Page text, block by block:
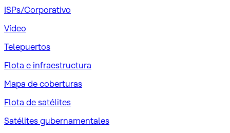
ISPs/Corporativo
Vídeo
Telepuertos
Flota e infraestructura
Mapa de coberturas
Flota de satélites
Satélites gubernamentales